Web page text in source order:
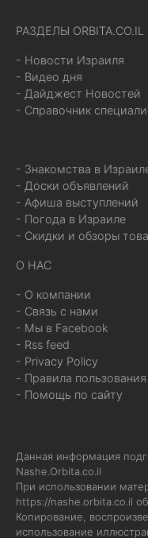
РАЗДЕЛЫ ORBITA.CO.IL
- Новости Израиля
- Видео дня
- Дайджест Новостей
- Справочник
- Знакомства в
- Доски объявлений
- Афиша выступлений
- Погода в Израиле
- Скидки и обзоры
О НАС
- О компании
- Связь с нами
- Мы в Facebook
- Rss feed
- Privacy Policy
- Правила пользования
- Помощь по сайту
Данная информация
Nashe.Orbita.co.il
При использовании
https://nashe.orbita.co.il
Копирование,
использование